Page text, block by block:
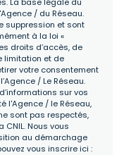
La base légale du
/ du Réseau.
suppression et sont
à la loi «
droits d’accès, de
limitation et de
votre consentement
/ Le Réseau.
sur vos
l'Agence / le Réseau,
sont pas respectés,
Nous vous
au démarchage
vous inscrire ici :